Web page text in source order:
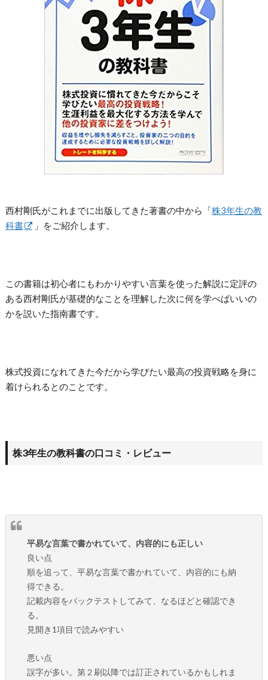
西村剛氏がこれまでに出版してきた著書の中から「株3年生の教
科書
」をご紹介します。
この書籍は初心者にもわかりやすい言葉を使った解説に定評の
ある西村剛氏が基礎的なことを理解した次に何を学べばいいの
かを説いた指南書です。
株式投資になれてきた今だから学びたい最高の投資戦略を身に
着けられるとのことです。
株3年生の教科書の口コミ・レビュー
平易な言葉で書かれていて、内容的にも正しい
良い点
順を追って、平易な言葉で書かれていて、内容的にも納
得できる。
記載内容をバックテストしてみて、なるほどと確認でき
る。
見開き1項目で読みやすい
悪い点
誤字が多い。第２刷以降では訂正されているかもしれま